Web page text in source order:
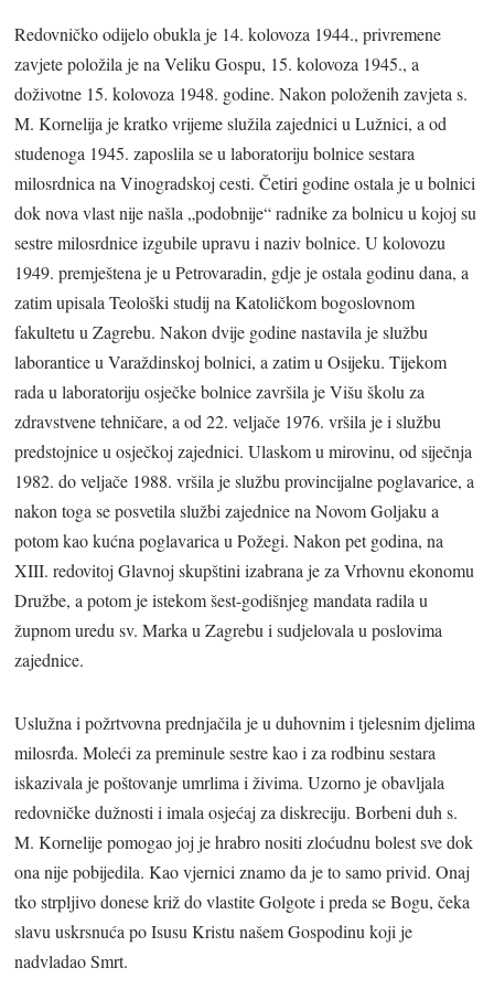
Redovničko odijelo obukla je 14. kolovoza 1944., privremene
zavjete položila je na Veliku Gospu, 15. kolovoza 1945., a
doživotne 15. kolovoza 1948. godine. Nakon položenih zavjeta s.
M. Kornelija je kratko vrijeme služila zajednici u Lužnici, a od
studenoga 1945. zaposlila se u laboratoriju bolnice sestara
milosrdnica na Vinogradskoj cesti. Četiri godine ostala je u bolnici
dok nova vlast nije našla „podobnije“ radnike za bolnicu u kojoj su
sestre milosrdnice izgubile upravu i naziv bolnice. U kolovozu
1949. premještena je u Petrovaradin, gdje je ostala godinu dana, a
zatim upisala Teološki studij na Katoličkom bogoslovnom
fakultetu u Zagrebu. Nakon dvije godine nastavila je službu
laborantice u Varaždinskoj bolnici, a zatim u Osijeku. Tijekom
rada u laboratoriju osječke bolnice završila je Višu školu za
zdravstvene tehničare, a od 22. veljače 1976. vršila je i službu
predstojnice u osječkoj zajednici. Ulaskom u mirovinu, od siječnja
1982. do veljače 1988. vršila je službu provincijalne poglavarice, a
nakon toga se posvetila službi zajednice na Novom Goljaku a
potom kao kućna poglavarica u Požegi. Nakon pet godina, na
XIII. redovitoj Glavnoj skupštini izabrana je za Vrhovnu ekonomu
Družbe, a potom je istekom šest-godišnjeg mandata radila u
župnom uredu sv. Marka u Zagrebu i sudjelovala u poslovima
zajednice.
Uslužna i požrtvovna prednjačila je u duhovnim i tjelesnim djelima
milosrđa. Moleći za preminule sestre kao i za rodbinu sestara
iskazivala je poštovanje umrlima i živima. Uzorno je obavljala
redovničke dužnosti i imala osjećaj za diskreciju. Borbeni duh s.
M. Kornelije pomogao joj je hrabro nositi zloćudnu bolest sve dok
ona nije pobijedila. Kao vjernici znamo da je to samo privid. Onaj
tko strpljivo donese križ do vlastite Golgote i preda se Bogu, čeka
slavu uskrsnuća po Isusu Kristu našem Gospodinu koji je
nadvladao Smrt.